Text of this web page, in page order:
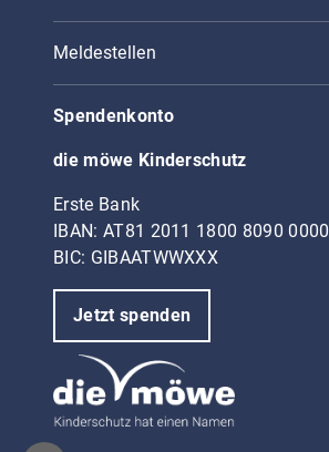
Meldestellen
Spendenkonto
die möwe Kinderschutz
Erste Bank
IBAN: AT81 2011 1800 8090 0000
BIC: GIBAATWWXXX
Jetzt spenden